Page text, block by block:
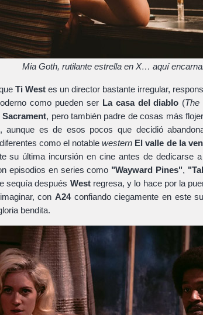
Mia Goth, rutilante estrella en X… aquí
Ti Westes un director bastante irregular,
como pueden ser La casa del diablo (The
Sacrament, pero también padre de cosas más
aunque es de esos pocos que decidió
como el notablewestern El valle de la
su última incursión en cine antes de dedicarse
episodios en series como "Wayward Pines",
sequía después Westregresa, y lo hace por la
conA24confiando ciegamente en este
bendita.